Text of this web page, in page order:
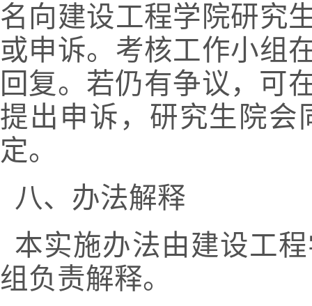
名向建设工程学院研究
或申诉。考核工作小组
回复。若仍有争议，可
提出申诉，研究生院会
定。
八、办法解释
本实施办法由建设工
组负责解释。